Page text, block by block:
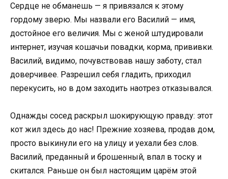
Сердце не обманешь — я привязался к этому
гордому зверю. Мы назвали его Василий — имя,
достойное его величия. Мы с женой штудировали
интернет, изучая кошачьи повадки, корма, прививки.
Василий, видимо, почувствовав нашу заботу, стал
доверчивее. Разрешил себя гладить, приходил
перекусить, но в дом заходить наотрез отказывался.
Однажды сосед раскрыл шокирующую правду: этот
кот жил здесь до нас! Прежние хозяева, продав дом,
просто выкинули его на улицу и уехали без слов.
Василий, преданный и брошенный, впал в тоску и
скитался. Раньше он был настоящим царём этой